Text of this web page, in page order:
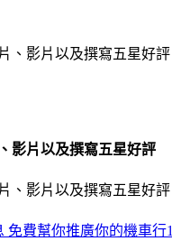
影片以及撰寫五星好評
免費幫你推廣你的機車行